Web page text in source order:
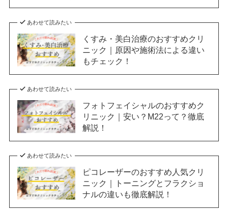
あわせて読みたい
くすみ・美白治療のおすすめクリ
ニック｜原因や施術法による違い
もチェック！
あわせて読みたい
フォトフェイシャルのおすすめク
リニック｜安い？M22って？徹底
解説！
あわせて読みたい
ピコレーザーのおすすめ人気クリ
ニック｜トーニングとフラクショ
ナルの違いも徹底解説！